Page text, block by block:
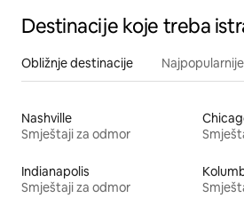
Destinacije koje treba
Obližnje destinacije
Nashville
Smještaji za odmor
Indianapolis
Smještaji za odmor